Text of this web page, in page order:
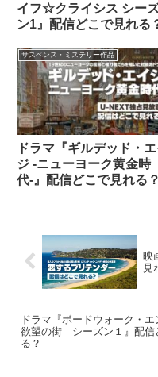
イフ☆クライシス シー
ン1』配信どこで見れる
サスペンス・ミステリー作品
ドラマ『ギルデッド・エ
ジ -ニューヨーク黄金時
代-』配信どこで見れる？
映
見
ドラマ『ボードウォーク・
欲望の街 シーズン１』配信
る？